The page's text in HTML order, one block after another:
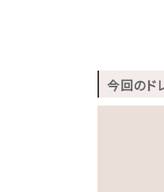
今回のド